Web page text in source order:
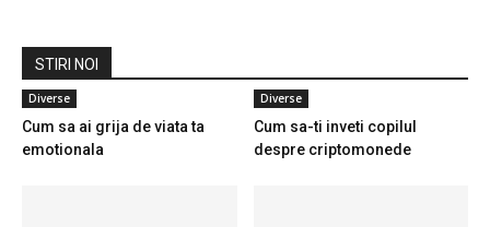
STIRI NOI
Diverse
Cum sa ai grija de viata ta
emotionala
Diverse
Cum sa-ti inveti copilul
despre criptomonede